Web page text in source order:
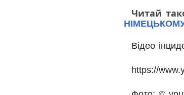
Читай
Відео
https://